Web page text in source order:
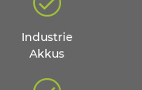
Industrie
Akkus